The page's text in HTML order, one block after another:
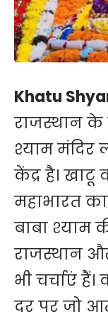
Khatu
राजस्थान के
श्याम मंदिर
केंद्र है। खाटू
महाभारत
बाबा श्याम
राजस्थान
भी चर्चाएं
दर पर जो